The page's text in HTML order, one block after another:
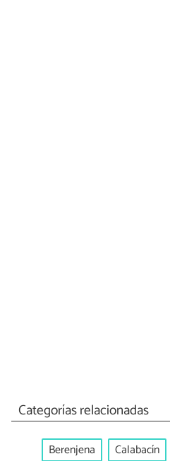
Categorías relacionadas
Berenjena Calabacín